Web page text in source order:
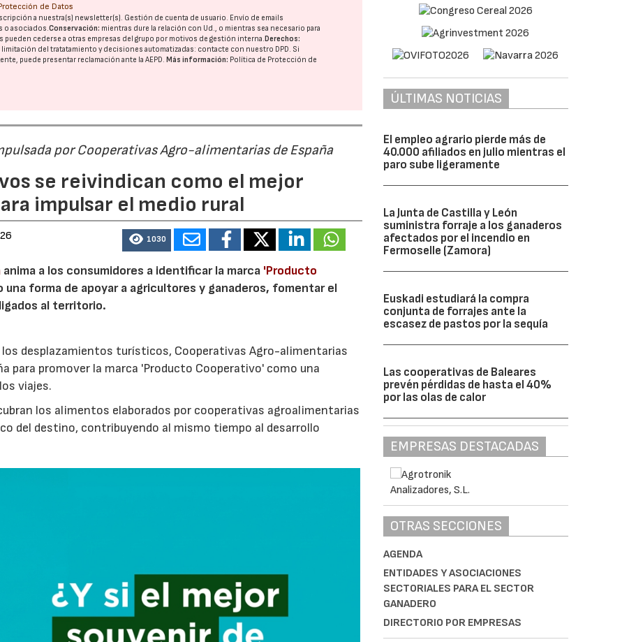
de Datos
a nuestra(s) newsletter(s). Gestión de cuenta de usuario. Envío de emails
o asociados.Conservación: mientras dure la relación con Ud., o mientras sea necesario para
pueden cederse a otras empresas del grupo por motivos de gestión interna.Derechos:
del tratatamiento y decisiones automatizadas: contacte con nuestro DPD. Si
puede presentar reclamación ante laAEPD.Más información: Política de Protección de
por Cooperativas Agro-alimentarias de España
se reivindican como el mejor
impulsar el medio rural
1030
anima a los consumidores a identificar la marca 'Producto
una forma de apoyar a agricultores y ganaderos, fomentar el
al territorio.
los desplazamientos turísticos, Cooperativas Agro-alimentarias
para promover la marca 'Producto Cooperativo' como una
viajes.
los alimentos elaborados por cooperativas agroalimentarias
del destino, contribuyendo al mismo tiempo al desarrollo
ÚLTIMAS NOTICIAS
El empleo agrario pierde más de
40.000 afiliados en julio mientras el
paro sube ligeramente
La Junta de Castilla y León
suministra forraje a los ganaderos
afectados por el incendio en
Fermoselle (Zamora)
Euskadi estudiará la compra
conjunta de forrajes ante la
escasez de pastos por la sequía
Las cooperativas de Baleares
prevén pérdidas de hasta el 40%
por las olas de calor
EMPRESAS DESTACADAS
OTRAS SECCIONES
AGENDA
ENTIDADES Y ASOCIACIONES
SECTORIALES PARA EL SECTOR
GANADERO
DIRECTORIO POR EMPRESAS